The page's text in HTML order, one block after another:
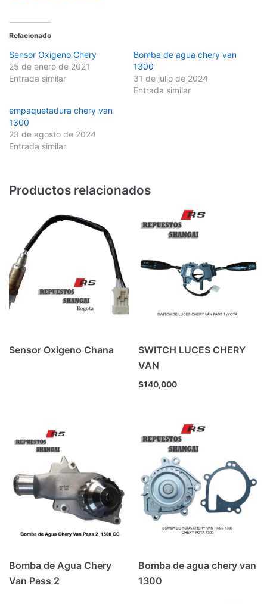
Relacionado
Sensor Oxigeno Chery
25 de enero de 2021
Entrada similar
Bomba de agua chery van
1300
31 de julio de 2024
Entrada similar
empaquetadura chery van
1300
23 de agosto de 2024
Entrada similar
Productos relacionados
Sensor Oxigeno Chana
SWITCH LUCES CHERY
VAN
$140,000
Bomba de Agua Chery
Van Pass 2
Bomba de agua chery van
1300